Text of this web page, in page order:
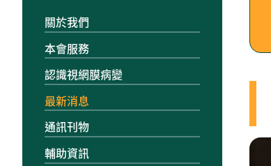
關於我們
本會服務
認識視網膜病變
最新消息
通訊刊物
輔助資訊